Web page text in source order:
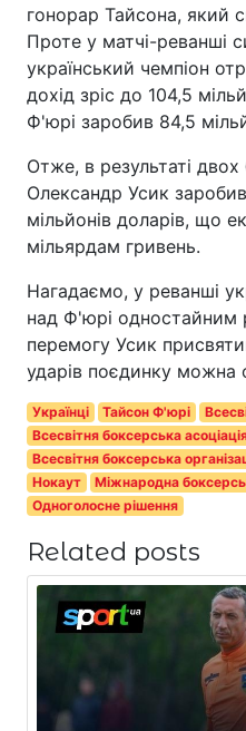
гонорар Тайсона, який
Проте у матчі-реванші
український чемпіон
дохід зріс до 104,5
Ф'юрі заробив 84,5
Отже, в результаті двох
Олександр Усик
мільйонів доларів, що
мільярдам гривень.
Нагадаємо, у реванші
над Ф'юрі одностайним
перемогу Усик
ударів поєдинку можна
Українці Тайсон Ф'юрі
Всесвітня боксерська
Всесвітня боксерська
Нокаут
Міжнародна
Одноголосне рішення
Related posts